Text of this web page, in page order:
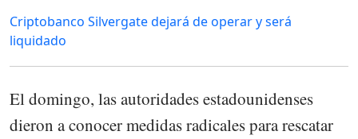
Criptobanco Silvergate dejará de operar y será
liquidado
El domingo, las autoridades estadounidenses
dieron a conocer medidas radicales para rescatar